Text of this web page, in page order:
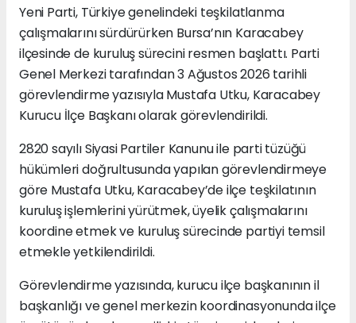
Yeni Parti, Türkiye genelindeki teşkilatlanma
çalışmalarını sürdürürken Bursa’nın Karacabey
ilçesinde de kuruluş sürecini resmen başlattı. Parti
Genel Merkezi tarafından 3 Ağustos 2026 tarihli
görevlendirme yazısıyla Mustafa Utku, Karacabey
Kurucu İlçe Başkanı olarak görevlendirildi.
2820 sayılı Siyasi Partiler Kanunu ile parti tüzüğü
hükümleri doğrultusunda yapılan görevlendirmeye
göre Mustafa Utku, Karacabey’de ilçe teşkilatının
kuruluş işlemlerini yürütmek, üyelik çalışmalarını
koordine etmek ve kuruluş sürecinde partiyi temsil
etmekle yetkilendirildi.
Görevlendirme yazısında, kurucu ilçe başkanının il
başkanlığı ve genel merkezin koordinasyonunda ilçe